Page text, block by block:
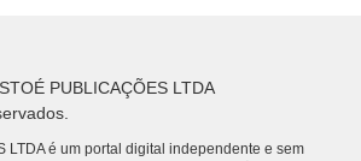
PUBLICAÇÕES LTDA
LTDA é um portal digital independente e sem